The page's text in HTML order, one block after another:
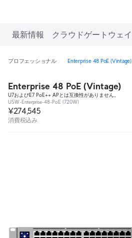
最新情報 クラウドゲートウェイ
プロフェッショナル Enterprise 48 PoE (Vintage)
Enterprise 48 PoE (Vintage)
U7およびE7 PoE++ APとは互換性がありません。
USW-Enterprise-48-PoE (720W)
¥274,545
消費税込み